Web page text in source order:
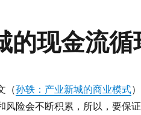
的现金流
（孙轶：产业新城的商业模式
风险会不断积累，所以，要保